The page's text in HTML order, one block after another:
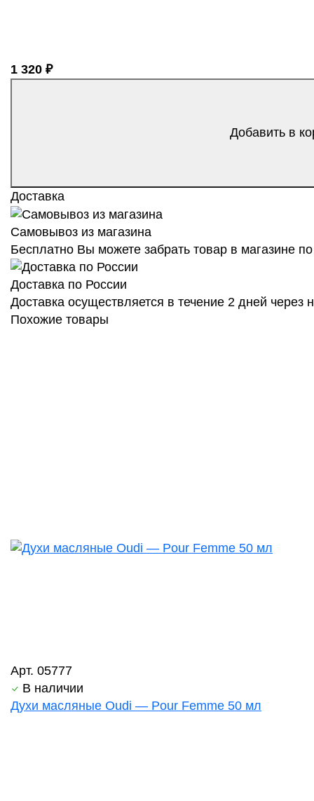
1 320 ₽
Добавить в
Доставка
Самовывоз из магазина
Бесплатно Вы можете забрать товар в магазине
Доставка по России
Доставка осуществляется в течение 2 дней
Похожие товары
Арт. 05777
В наличии
Духи масляные Oudi — Pour Femme 50 мл